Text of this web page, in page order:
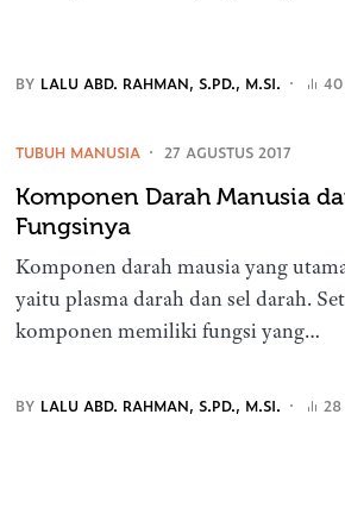
BY LALU ABD. RAHMAN, S.PD., M.SI. 40
TUBUH MANUSIA 27 AGUSTUS 2017
Komponen Darah Manusia
Fungsinya
Komponen darah mausia yang
yaitu plasma darah dan sel darah.
komponen memiliki fungsi yang…
BY LALU ABD. RAHMAN, S.PD., M.SI. 28